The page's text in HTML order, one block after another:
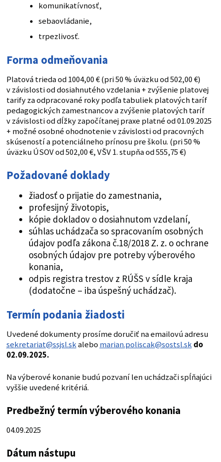
komunikatívnosť,
sebaovládanie,
trpezlivosť.
Forma odmeňovania
Platová trieda od 1004,00 € (pri 50 % úväzku od 502,00 €)
v závislosti od dosiahnutého vzdelania + zvýšenie platovej
tarify za odpracované roky podľa tabuliek platových taríf
pedagogických zamestnancov a zvýšenie platových taríf
v závislosti od dĺžky započítanej praxe platné od 01.09.2025
+ možné osobné ohodnotenie v závislosti od pracovných
skúseností a potenciálneho prínosu pre školu. (pri 50 %
úväzku ÚSOV od 502,00 €, VŠV 1. stupňa od 555,75 €)
Požadované doklady
žiadosť o prijatie do zamestnania,
profesijný životopis,
kópie dokladov o dosiahnutom vzdelaní,
súhlas uchádzača so spracovaním osobných
údajov podľa zákona č.18/2018 Z. z. o ochrane
osobných údajov pre potreby výberového
konania,
odpis registra trestov z RÚŠS v sídle kraja
(dodatočne – iba úspešný uchádzač).
Termín podania žiadosti
Uvedené dokumenty prosíme doručiť na emailovú adresu
sekretariat@ssjsl.skalebo marian.poliscak@sostsl.sk do
02.09.2025.
Na výberové konanie budú pozvaní len uchádzači spĺňajúci
vyššie uvedené kritériá.
Predbežný termín výberového konania
04.09.2025
Dátum nástupu